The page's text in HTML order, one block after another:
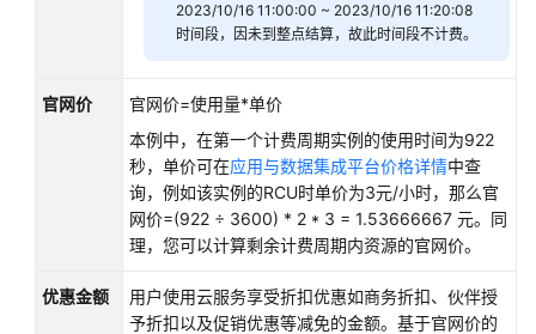
实
2023/10/16 11:00:00 ~ 2023/10/16 11:20:08
时间段，因未到整点结算，故此时间段不计费。
官网价
官网价=使用量*单价
本例中，在第一个计费周期实例的使用时间为922
秒，单价可在应用与数据集成平台价格详情中查
询，例如该实例的RCU时单价为3元/小时，那么官
网价=(922 ÷ 3600) * 2 * 3 = 1.53666667 元。同
理，您可以计算剩余计费周期内资源的官网价。
优惠金额
用户使用云服务享受折扣优惠如商务折扣、伙伴授
予折扣以及促销优惠等减免的金额。基于官网价的